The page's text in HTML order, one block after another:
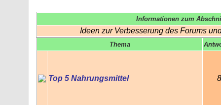
Informationen zum
Ideen zur Verbesserung des Forums
Thema
Top 5 Nahrungsmittel